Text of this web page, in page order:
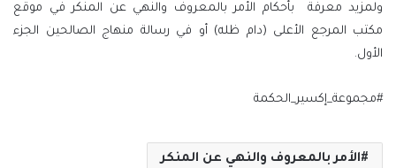
ولمزيد معرفة بأحكام الأمر بالمعروف والنهي عن المنكر في موقع
مكتب المرجع الأعلى (دام ظله) أو في رسالة منهاج الصالحين الجزء
الأول.
#مجموعة_إكسير_الحكمة
الأمر بالمعروف والنهي عن المنكر